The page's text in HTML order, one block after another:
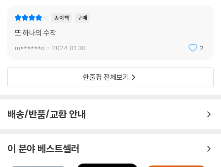
하도록 도와야 한다. 또한 기회를 부여받을 수 있는 시스템을 만드는 것도
가 앞서가는 사회, 모든 이들 안에 잠자고 있는 재능과 장점을 발견할 수 있
는 제도를 정착시킴으로써, 우리는 인간 스스로가 가진 위대한 잠재력을
숨은 잠재력의 진정한 척도는 얼마나 높은 곳까지 도달했는지가 아니라 얼
가깝게 높이 도달했는가가 아니라 얼마나 많은 어려움을 극복하고 멀리 성
장했는가에 달려 있다. 따라서 오늘의 내가 어제의 나보다 조금 더 성장했
독자들에게 방패막 같은 임시 구조물이 되기를 바란다고 밝혔다. 이제 이
책을 임시 구조물로 삼아 우리가 도약할 차례다. ‘어제보다 나은 오늘의
종이책 구매
또 하나의 수작
m******o 2024.01.30. 2
한줄평 전체보기
배송/반품/교환 안내
이 분야 베스트셀러